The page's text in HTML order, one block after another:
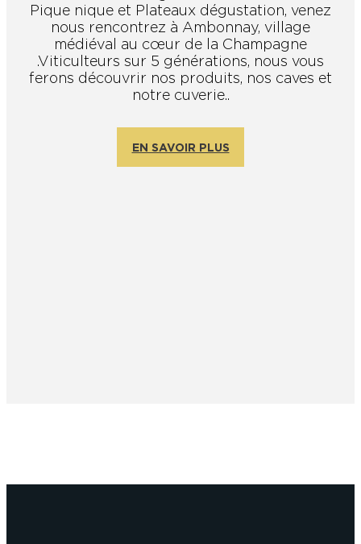
En couple En solo Épicurien En famille En groupe
Pique nique et Plateaux dégustation, venez
nous rencontrez à Ambonnay, village
médiéval au cœur de la Champagne
.Viticulteurs sur 5 générations, nous vous
ferons découvrir nos produits, nos caves et
notre cuverie..
EN SAVOIR PLUS